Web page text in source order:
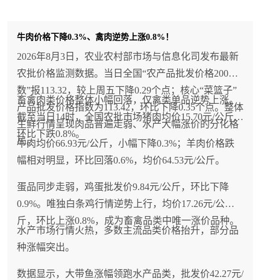
牛肉价格下降0.3%、禽肉逆势上涨0.8%！
2026年8月3日，农业农村部市场与信息化司发布最新
农批价格监测数据。当日全国“农产品批发价格200指
数”报113.32，较上周五下降0.29个点；核心“菜篮子”
产品批发价格指数为113.42，环比下降0.35个点。整体
生鲜行情呈现肉品普遍走弱、水产大幅涨价的分化格
局。
畜禽肉类价格整体小幅回落，仅禽类单品逆势上涨。
截至当日14时，全国农批市场猪肉均价15.70元/公斤，
环比下跌0.8%。
牛肉均价66.93元/公斤，小幅下降0.3%；羊肉价格跌
幅相对明显，环比回落0.6%，均价64.53元/公斤。
蛋品同步走弱，鸡蛋批发价9.84元/公斤，环比下降
0.9%。唯独白条鸡行情逆势上行，均价17.26元/公
斤，环比上涨0.8%，成为畜禽品类中唯一涨价品种。
水产市场行情火热，多数主流品类价格抬升，部分品
种涨幅突出。
数据显示，大带鱼涨幅领跑水产品类，批发价42.27元/